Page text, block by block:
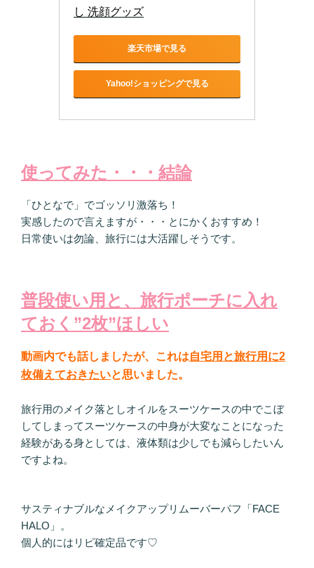
し 洗顔グッズ
楽天市場で見る
Yahoo!ショッピングで見る
使ってみた・・・結論
「ひとなで」でゴッソリ激落ち！
実感したので言えますが・・・とにかくおすすめ！
日常使いは勿論、旅行には大活躍しそうです。
普段使い用と、旅行ポーチに入れ
ておく”2枚”ほしい
動画内でも話しましたが、これは自宅用と旅行用に2
枚備えておきたいと思いました。
旅行用のメイク落としオイルをスーツケースの中でこぼ
してしまってスーツケースの中身が大変なことになった
経験がある身としては、液体類は少しでも減らしたいん
ですよね。
サスティナブルなメイクアップリムーバーパフ「FACE
HALO」。
個人的にはリピ確定品です♡